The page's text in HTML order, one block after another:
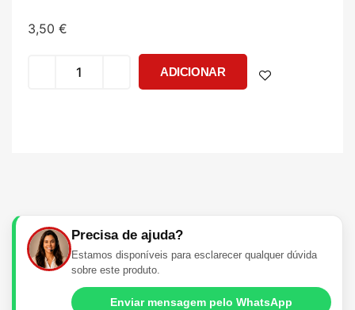
3,50 €
ADICIONAR
Precisa de ajuda?
Estamos disponíveis para esclarecer qualquer dúvida
sobre este produto.
Enviar mensagem pelo WhatsApp